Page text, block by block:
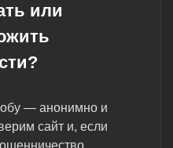
или
— анонимно и
сайт и, если